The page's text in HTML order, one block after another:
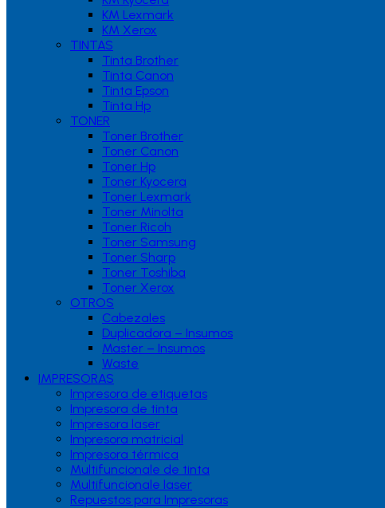
KM Lexmark
KM Xerox
TINTAS
Tinta Brother
Tinta Canon
Tinta Epson
Tinta Hp
TONER
Toner Brother
Toner Canon
Toner Hp
Toner Kyocera
Toner Lexmark
Toner Minolta
Toner Ricoh
Toner Samsung
Toner Sharp
Toner Toshiba
Toner Xerox
OTROS
Cabezales
Duplicadora – Insumos
Master – Insumos
Waste
IMPRESORAS
Impresora de etiquetas
Impresora de tinta
Impresora laser
Impresora matricial
Impresora térmica
Multifuncionale de tinta
Multifuncionale laser
Repuestos para Impresoras